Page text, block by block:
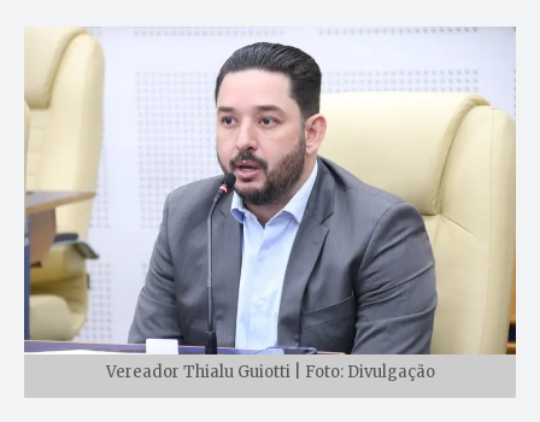
Vereador Thialu Guiotti | Foto: Divulgação